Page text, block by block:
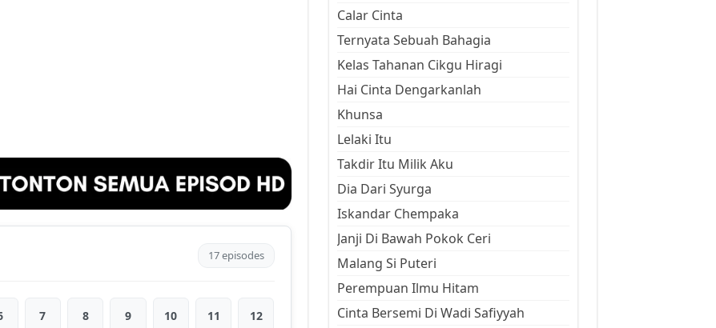
17 episodes
7 8 9 10 11 12
Calar Cinta
Ternyata Sebuah Bahagia
Kelas Tahanan Cikgu Hiragi
Hai Cinta Dengarkanlah
Khunsa
Lelaki Itu
Takdir Itu Milik Aku
Dia Dari Syurga
Iskandar Chempaka
Janji Di Bawah Pokok Ceri
Malang Si Puteri
Perempuan Ilmu Hitam
Cinta Bersemi Di Wadi Safiyyah